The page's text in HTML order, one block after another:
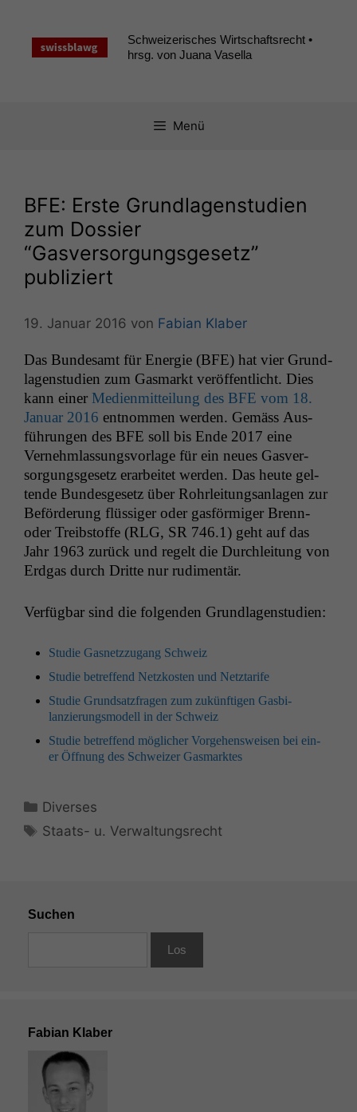
springen
Schweizerisches Wirtschaftsrecht •
hrsg. von Juana Vasella
Menü
BFE: Erste Grundlagenstudien
zum Dossier
“Gasversorgungsgesetz”
publiziert
19. Januar 2016 von Fabian Klaber
Das Bun­de­samt für Energie (BFE) hat vier Grund­
la­gen­stu­di­en zum Gas­markt veröf­fentlicht. Dies
kann ein­er Medi­en­mit­teilung des BFE vom 18.
Jan­u­ar 2016 ent­nom­men wer­den. Gemäss Aus­
führun­gen des BFE soll bis Ende 2017 eine
Vernehm­las­sungsvor­lage für ein neues Gasver­
sorgungs­ge­setz erar­beit­et wer­den. Das heute gel­
tende Bun­des­ge­setz über Rohrleitungsan­la­gen zur
Beförderung flüs­siger oder gas­för­miger Brenn-
oder Treib­stoffe (RLG, SR 746.1) geht auf das
Jahr 1963 zurück und regelt die Durch­leitung von
Erdgas durch Dritte nur rudimentär.
Ver­füg­bar sind die fol­gen­den Grundlagenstudien:
Studie Gas­net­z­zu­gang Schweiz
Studie betr­e­f­fend Net­zkosten und Netztarife
Studie Grund­satzfra­gen zum zukün­fti­gen Gas­bi­
lanzierungsmod­ell in der Schweiz
Studie betr­e­f­fend möglich­er Vorge­hensweisen bei ein­
er Öff­nung des Schweiz­er Gasmarktes
Kategorien
Diverses
Schlagwörter
Staats- u. Verwaltungsrecht
Suchen
Fabian Klaber